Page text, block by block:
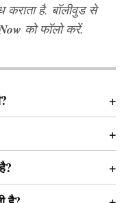
है. बॉलीवुड से
को फॉलो करें.